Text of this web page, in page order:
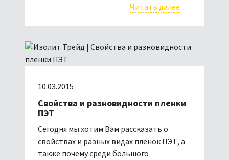
Читать далее
10.03.2015
Свойства и разновидности пленки
ПЭТ
Сегодня мы хотим Вам рассказать о
свойствах и разных видах пленок ПЭТ, а
также почему среди большого